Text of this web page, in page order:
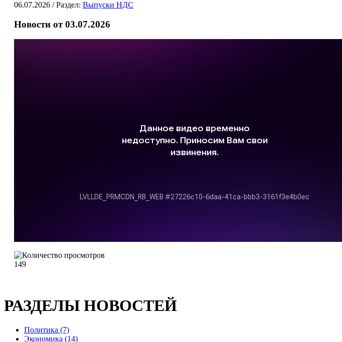
06.07.2026 / Раздел: Выпуски НДС
Новости от 03.07.2026
149
РАЗДЕЛЫ НОВОСТЕЙ
Политика (7)
Экономика (14)